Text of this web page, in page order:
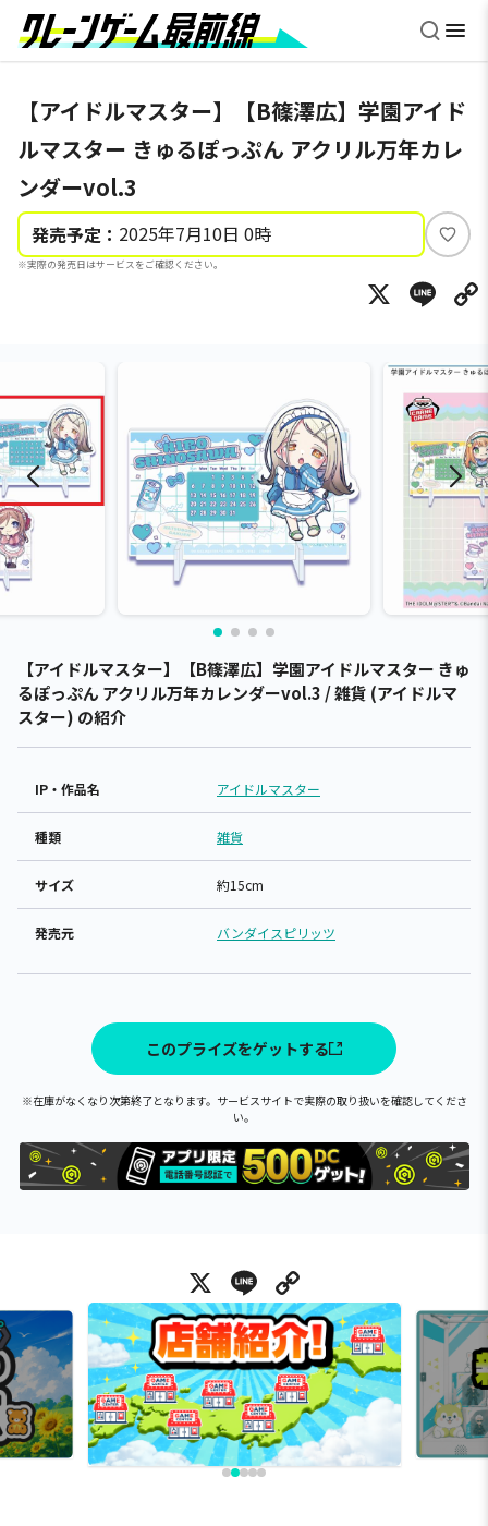
【アイドルマスター】【B篠澤広】学園アイド
ルマスター きゅるぽっぷん アクリル万年カレ
ンダーvol.3
発売予定： 2025年7月10日 0時
※実際の発売日はサービスをご確認ください。
い
ね
X
【アイドルマスター】【B篠澤広】学園アイドルマスター きゅ
るぽっぷん アクリル万年カレンダーvol.3 / 雑貨 (アイドルマ
スター) の紹介
IP・作品名 アイドルマスター
種類 雑貨
サイズ 約15cm
発売元 バンダイスピリッツ
このプライズをゲットする
※在庫がなくなり次第終了となります。サービスサイトで実際の取り扱いを確認してくださ
い。
X Line